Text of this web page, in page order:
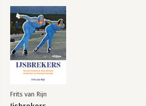
Frits van Rijn